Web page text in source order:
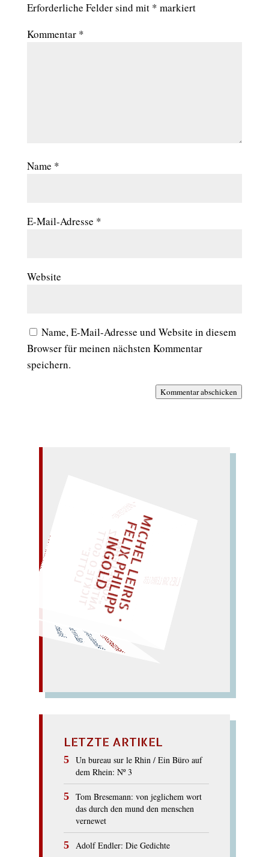
Erforderliche Felder sind mit * markiert
Kommentar *
Name *
E-Mail-Adresse *
Website
Name, E-Mail-Adresse und Website in diesem
Browser für meinen nächsten Kommentar
speichern.
Kommentar abschicken
„
S
U
P
P
E
L
E
H
M
A
N
T
I
K
E
S
I
M
P
E
L
ZT
I
C
K
T
E
O
G
O
T
TL
O
T
T
E
"
Waffenschiff:
was
Wiesen
schafft;
wie die Affen
Fische naschen...
M
I
C
H
E
L
L
E
I
R
I
S
・
FE
L
I
X
P
H
I
L
I
P
P
IN
G
O
L
D
EINMAL!
LETZTE ARTIKEL
Un bureau sur le Rhin / Ein Büro auf
dem Rhein: Nº 3
Tom Bresemann: von jeglichem wort
das durch den mund den menschen
vernewet
Adolf Endler: Die Gedichte